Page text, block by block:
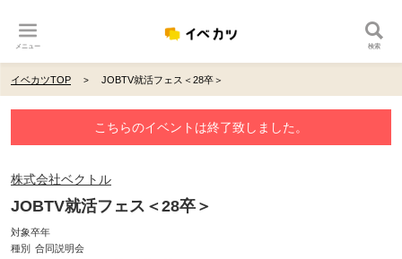
メニュー 検索
イベカツTOP JOBTV就活フェス＜28卒＞
こちらのイベントは終了致しました。
株式会社ベクトル
JOBTV就活フェス＜28卒＞
対象卒年
種別 合同説明会